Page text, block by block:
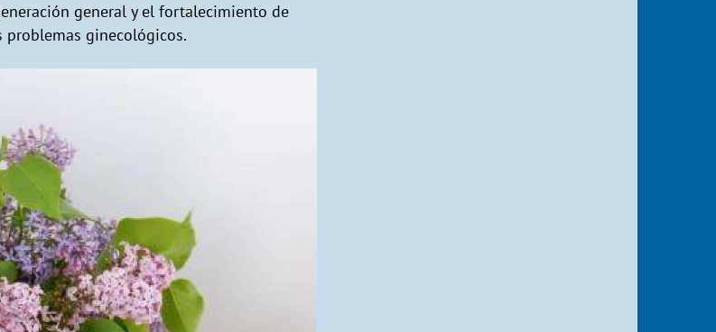
general y el fortalecimiento de
ginecológicos.